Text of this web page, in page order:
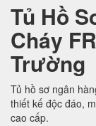
Tủ Hồ
Cháy
Trường
Tủ hồ sơ ngân
thiết kế độc đáo,
cao cấp.